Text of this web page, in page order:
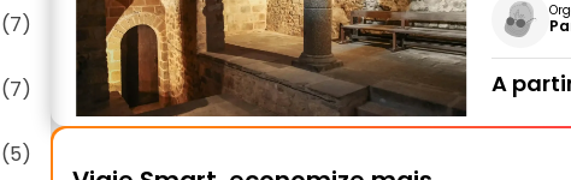
(7)
(7)
(5)
A